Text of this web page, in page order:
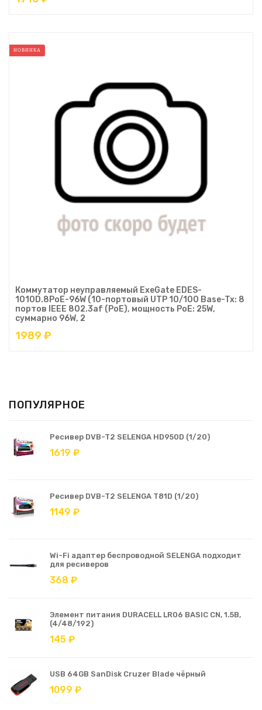
НОВИНКА
Коммутатор неуправляемый ExeGate EDES-
1010D.8PoE-96W (10-портовый UTP 10/100 Base-Tx: 8
портов IEEE 802.3af (PoE), мощность PoE: 25W,
суммарно 96W, 2
1989 ₽
ПОПУЛЯРНОЕ
Ресивер DVB-T2 SELENGA HD950D (1/20)
1619 ₽
Ресивер DVB-T2 SELENGA T81D (1/20)
1149 ₽
Wi-Fi адаптер беспроводной SELENGA подходит
для ресиверов
368 ₽
Элемент питания DURACELL LR06 BASIC CN, 1.5В,
(4/48/192)
145 ₽
USB 64GB SanDisk Cruzer Blade чёрный
1099 ₽